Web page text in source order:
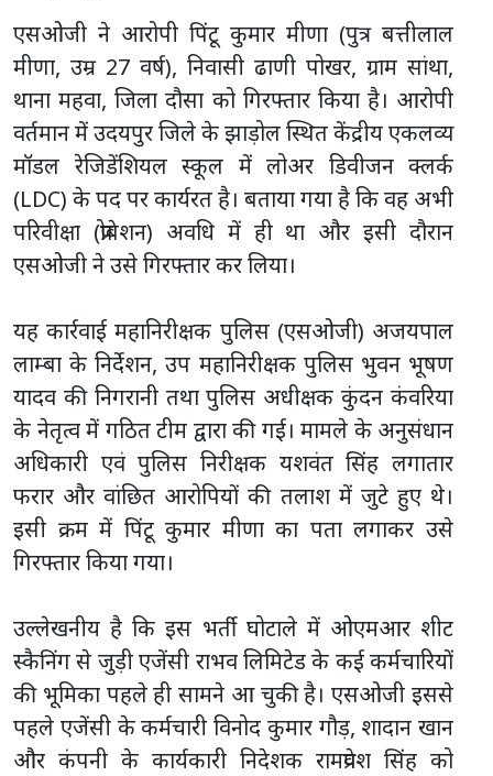
एसओजी ने आरोपी पिंटू कुमार मीणा (पुत्र बत्तीलाल
मीणा, उम्र 27 वर्ष), निवासी ढाणी पोखर, ग्राम सांथा,
थाना महवा, जिला दौसा को गिरफ्तार किया है। आरोपी
वर्तमान में उदयपुर जिले के झाड़ोल स्थित केंद्रीय एकलव्य
मॉडल रेजिडेंशियल स्कूल में लोअर डिवीजन क्लर्क
(LDC) के पद पर कार्यरत है। बताया गया है कि वह अभी
परिवीक्षा (प्रोबेशन) अवधि में ही था और इसी दौरान
एसओजी ने उसे गिरफ्तार कर लिया।
यह कार्रवाई महानिरीक्षक पुलिस (एसओजी) अजयपाल
लाम्बा के निर्देशन, उप महानिरीक्षक पुलिस भुवन भूषण
यादव की निगरानी तथा पुलिस अधीक्षक कुंदन कंवरिया
के नेतृत्व में गठित टीम द्वारा की गई। मामले के अनुसंधान
अधिकारी एवं पुलिस निरीक्षक यशवंत सिंह लगातार
फरार और वांछित आरोपियों की तलाश में जुटे हुए थे।
इसी क्रम में पिंटू कुमार मीणा का पता लगाकर उसे
गिरफ्तार किया गया।
उल्लेखनीय है कि इस भर्ती घोटाले में ओएमआर शीट
स्कैनिंग से जुड़ी एजेंसी राभव लिमिटेड के कई कर्मचारियों
की भूमिका पहले ही सामने आ चुकी है। एसओजी इससे
पहले एजेंसी के कर्मचारी विनोद कुमार गौड़, शादान खान
और कंपनी के कार्यकारी निदेशक रामप्रवेश सिंह को